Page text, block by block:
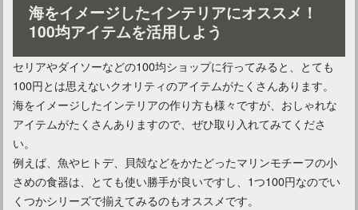
マンションの「玄関ポーチ」にインテリアを置いても大丈夫？
海をイメージしたインテリアにオススメ！
100均アイテムを活用しよう
セリアやダイソーなどの100均ショップに行ってみると、とても
100円とは思えないクオリティのアイテムがたくさんあります。
海をイメージしたインテリアの作り方も様々ですが、おしゃれな
アイテムがたくさんありますので、ぜひ取り入れてみてくださ
い。
例えば、魚やヒトデ、貝殻などをかたどったマリンモチーフの小
さめの食器は、とても使い勝手が良いですし、1つ100円なのでい
くつかシリーズで揃えてみるのもオススメです。